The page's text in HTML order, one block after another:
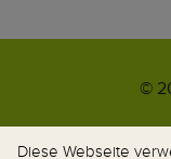
©
Impressum AGB
Diese Webseite